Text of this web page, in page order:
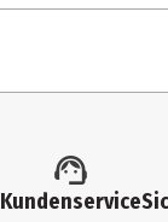
Kundenservice